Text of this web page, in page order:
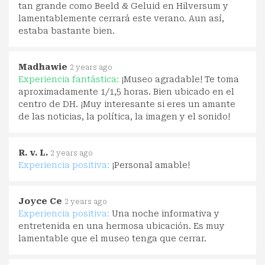
tan grande como Beeld & Geluid en Hilversum y
lamentablemente cerrará este verano. Aun así,
estaba bastante bien.
Madhawie 2 years ago
Experiencia fantástica: ¡Museo agradable! Te toma
aproximadamente 1/1,5 horas. Bien ubicado en el
centro de DH. ¡Muy interesante si eres un amante
de las noticias, la política, la imagen y el sonido!
R. v. L. 2 years ago
Experiencia positiva: ¡Personal amable!
Joyce Ce 2 years ago
Experiencia positiva: Una noche informativa y
entretenida en una hermosa ubicación. Es muy
lamentable que el museo tenga que cerrar.